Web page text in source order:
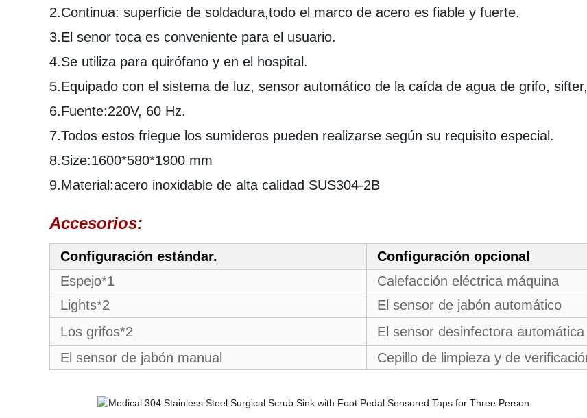
2.Continua: superficie de soldadura,todo el marco de acero es fiable y fuerte.
3.El senor toca es conveniente para el usuario.
4.Se utiliza para quirófano y en el hospital.
5.Equipado con el sistema de luz, sensor automático de la caída de agua de grifo,
6.Fuente:220V, 60 Hz.
7.Todos estos friegue los sumideros pueden realizarse según su requisito especial.
8.Size:1600*580*1900 mm
9.Material:acero inoxidable de alta calidad SUS304-2B
Accesorios:
Configuración estándar.
Configuración opcional
Espejo*1
Calefacción eléctrica máquina
Lights*2
El sensor de jabón automático
Los grifos*2
El sensor desinfectora automática
El sensor de jabón manual
Cepillo de limpieza y de